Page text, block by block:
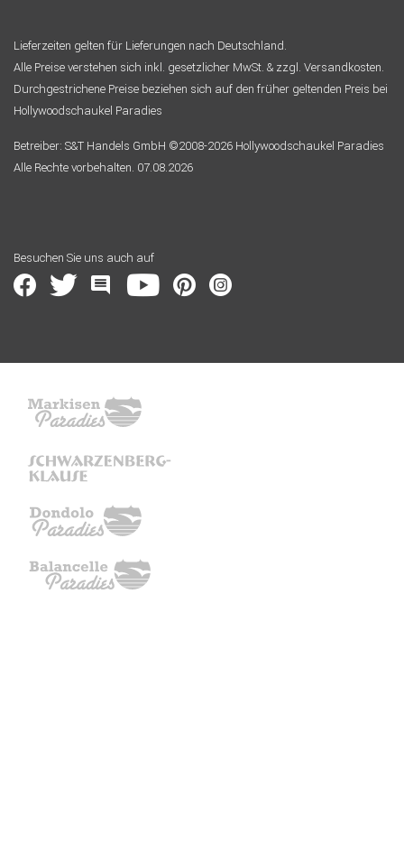
Lieferzeiten gelten für Lieferungen nach Deutschland.
Alle Preise verstehen sich inkl. gesetzlicher MwSt. & zzgl. Versandkosten.
Durchgestrichene Preise beziehen sich auf den früher geltenden Preis bei
Hollywoodschaukel Paradies
Betreiber: S&T Handels GmbH ©2008-2026 Hollywoodschaukel Paradies
Alle Rechte vorbehalten. 07.08.2026
Besuchen Sie uns auch auf